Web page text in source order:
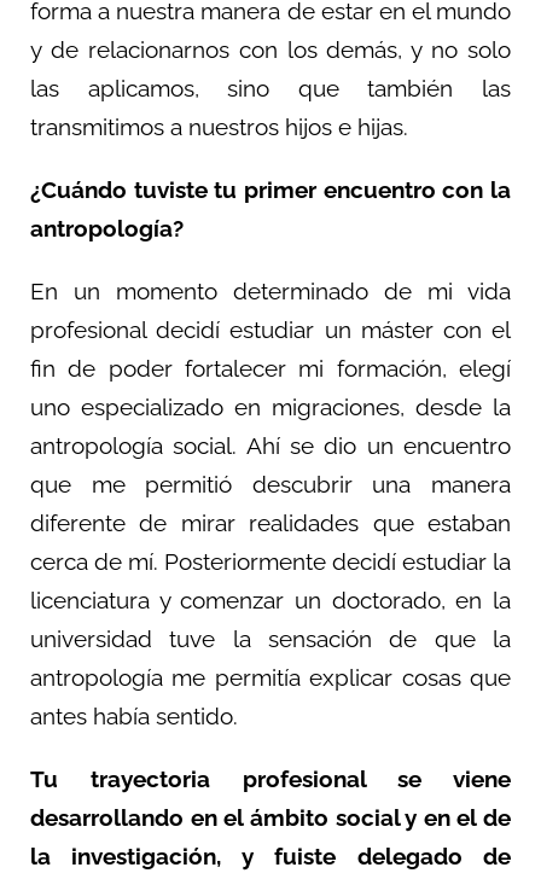
forma a nuestra manera de estar en el mundo
y de relacionarnos con los demás, y no solo
las aplicamos, sino que también las
transmitimos a nuestros hijos e hijas.
¿Cuándo tuviste tu primer encuentro con la
antropología?
En un momento determinado de mi vida
profesional decidí estudiar un máster con el
fin de poder fortalecer mi formación, elegí
uno especializado en migraciones, desde la
antropología social. Ahí se dio un encuentro
que me permitió descubrir una manera
diferente de mirar realidades que estaban
cerca de mí. Posteriormente decidí estudiar la
licenciatura y comenzar un doctorado, en la
universidad tuve la sensación de que la
antropología me permitía explicar cosas que
antes había sentido.
Tu trayectoria profesional se viene
desarrollando en el ámbito social y en el de
la investigación, y fuiste delegado de